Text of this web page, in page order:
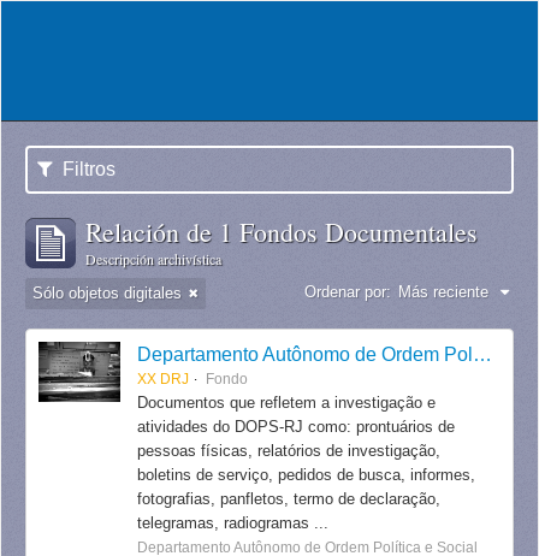
Filtros
Relación de 1 Fondos Documentales
Descripción archivística
Sólo objetos digitales Ordenar por: Más reciente
Departamento Autônomo de Ordem Política e Social do Estado do Rio de Janeiro
XX DRJ Fondo
Documentos que refletem a investigação e
atividades do DOPS-RJ como: prontuários de
pessoas físicas, relatórios de investigação,
boletins de serviço, pedidos de busca, informes,
fotografias, panfletos, termo de declaração,
telegramas, radiogramas ...
Departamento Autônomo de Ordem Política e Social